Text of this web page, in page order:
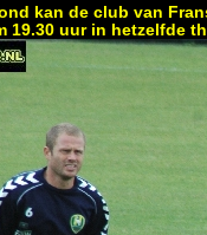
kan de club van
19.30 uur in hetzelfde